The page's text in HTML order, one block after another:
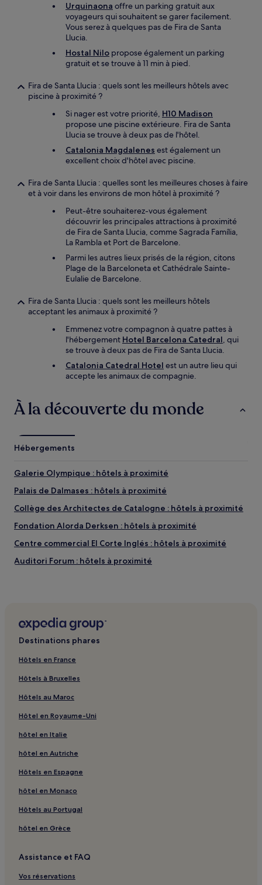
Urquinaona offre un parking gratuit aux
voyageurs qui souhaitent se garer facilement.
Vous serez à quelques pas de Fira de Santa
Llucia.
Hostal Nilo propose également un parking
gratuit et se trouve à 11 min à pied.
Fira de Santa Llucia : quels sont les meilleurs hôtels avec
piscine à proximité ?
Si nager est votre priorité, H10 Madison
propose une piscine extérieure. Fira de Santa
Llucia se trouve à deux pas de l'hôtel.
Catalonia Magdalenes est également un
excellent choix d'hôtel avec piscine.
Fira de Santa Llucia : quelles sont les meilleures choses à faire
et à voir dans les environs de mon hôtel à proximité ?
Peut-être souhaiterez-vous également
découvrir les principales attractions à proximité
de Fira de Santa Llucia, comme Sagrada Família,
La Rambla et Port de Barcelone.
Parmi les autres lieux prisés de la région, citons
Plage de la Barceloneta et Cathédrale Sainte-
Eulalie de Barcelone.
Fira de Santa Llucia : quels sont les meilleurs hôtels
acceptant les animaux à proximité ?
Emmenez votre compagnon à quatre pattes à
l'hébergement Hotel Barcelona Catedral, qui
se trouve à deux pas de Fira de Santa Llucia.
Catalonia Catedral Hotel est un autre lieu qui
accepte les animaux de compagnie.
À la découverte du monde
Hébergements
Galerie Olympique : hôtels à proximité
Palais de Dalmases : hôtels à proximité
Collège des Architectes de Catalogne : hôtels à proximité
Fondation Alorda Derksen : hôtels à proximité
Centre commercial El Corte Inglés : hôtels à proximité
Auditori Forum : hôtels à proximité
Sagrada Família : hôtels à proximité
Tour Glòries : hôtels à proximité
El Raval : hôtels
La Ribera : hôtels Hôtels d’affaires
La Ribera : hôtels
El Poblenou : hôtels
Musée des sciences naturelles de Barcelone : hôtels à
Station de métro Cataluña : hôtels à proximité
Paseo del Borne : Appart’hôtels
Destinations phares
Hôtels en France
Hôtels à Bruxelles
Hôtels au Maroc
Hôtel en Royaume-Uni
hôtel en Italie
hôtel en Autriche
Hôtels en Espagne
hôtel en Monaco
Hôtels au Portugal
hôtel en Grèce
Assistance et FAQ
Vos réservations